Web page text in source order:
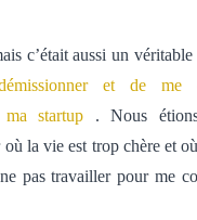
c’était aussi un
et de me
startup .Nous
la vie est trop chère et
pas travailler pour me